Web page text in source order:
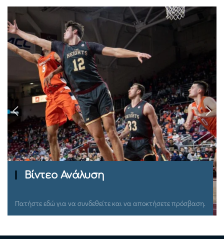
Ομιλίες Σεμιναρίων
Πατήστε εδώ για να συνδεθείτε και να αποκτήσετε